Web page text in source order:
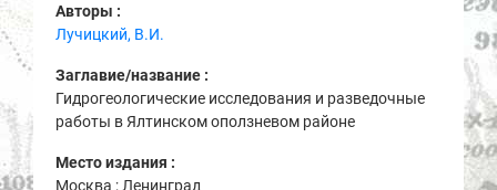
Авторы :
Лучицкий, В.И.
Заглавие/название :
Гидрогеологические исследования и разведочные
работы в Ялтинском оползневом районе
Место издания :
Москва ; Ленинград